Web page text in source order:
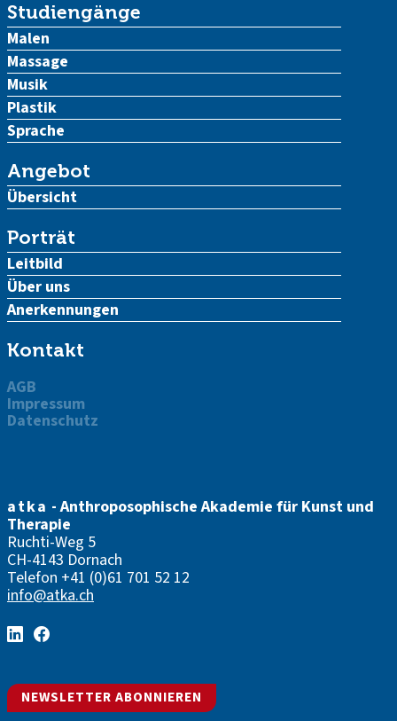
Studiengänge
Malen
Massage
Musik
Plastik
Sprache
Angebot
Übersicht
Porträt
Leitbild
Über uns
Anerkennungen
Kontakt
AGB
Impressum
Datenschutz
atka - Anthroposophische Akademie für Kunst und
Therapie
Ruchti-Weg 5
CH-4143 Dornach
Telefon +41 (0)61 701 52 12
info@atka.ch
NEWSLETTER ABONNIEREN